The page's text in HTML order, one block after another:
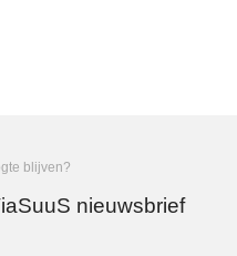
blijven?
nieuwsbrief